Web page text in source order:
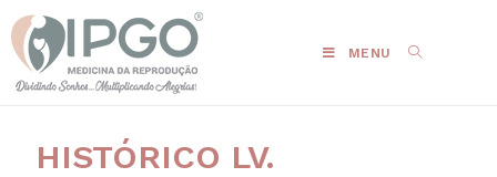
MENU
HISTÓRICO LV.